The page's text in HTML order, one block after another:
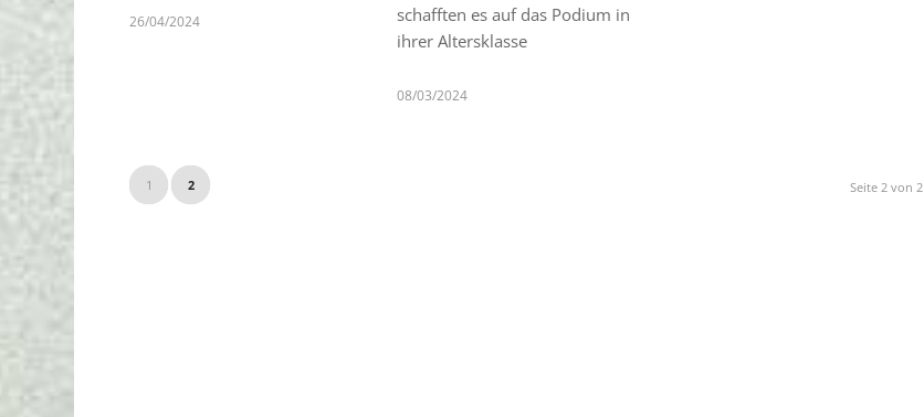
26/04/2024
schafften es auf das Podium in
ihrer Altersklasse
08/03/2024
Seite 2 von 2
1 2